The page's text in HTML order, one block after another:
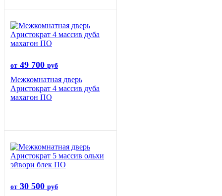
от 49 700 руб
Межкомнатная дверь
Аристократ 4 массив дуба
махагон ПО
от 30 500 руб